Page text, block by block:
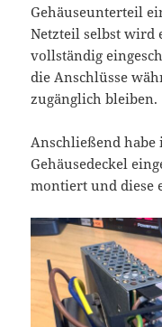
Gehäuseunterteil
Netzteil selbst wird
vollständig
die Anschlüsse
zugänglich bleiben.
Anschließend
Gehäusedeckel
montiert und diese